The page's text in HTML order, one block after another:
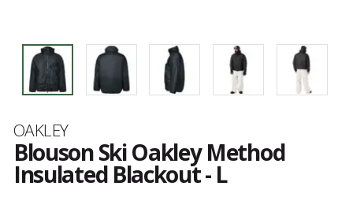
Marque
OAKLEY
Blouson Ski Oakley Method
Insulated Blackout - L